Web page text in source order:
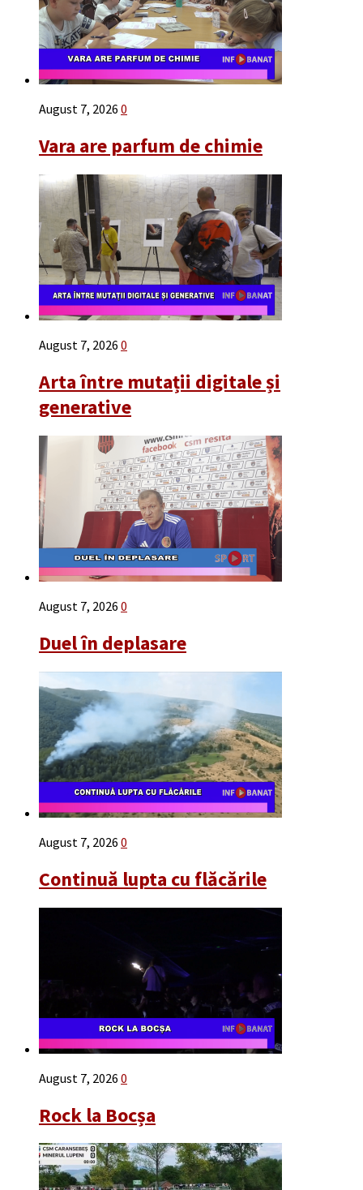
August 7, 2026 0
Vara are parfum de chimie
August 7, 2026 0
Arta între mutații digitale și
generative
August 7, 2026 0
Duel în deplasare
August 7, 2026 0
Continuă lupta cu flăcările
August 7, 2026 0
Rock la Bocșa